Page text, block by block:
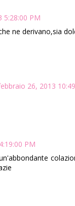
5:28:00 PM
ne derivano,sia
26, 2013
PM